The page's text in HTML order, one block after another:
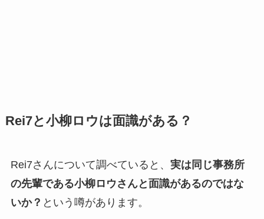
Rei7と小柳ロウは面識がある？
Rei7さんについて調べていると、 実は同じ事務所
の先輩である小柳ロウさんと面識があるのではな
いか？ という噂があります。